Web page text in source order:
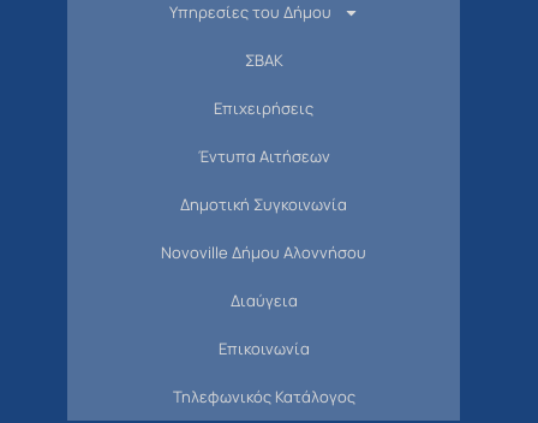
Υπηρεσίες του Δήμου
ΣΒΑΚ
Επιχειρήσεις
Έντυπα Αιτήσεων
Δημοτική Συγκοινωνία
Novoville Δήμου Αλοννήσου
Διαύγεια
Επικοινωνία
Τηλεφωνικός Κατάλογος